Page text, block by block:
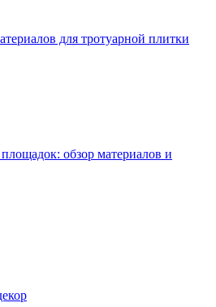
для тротуарной плитки
обзор материалов и